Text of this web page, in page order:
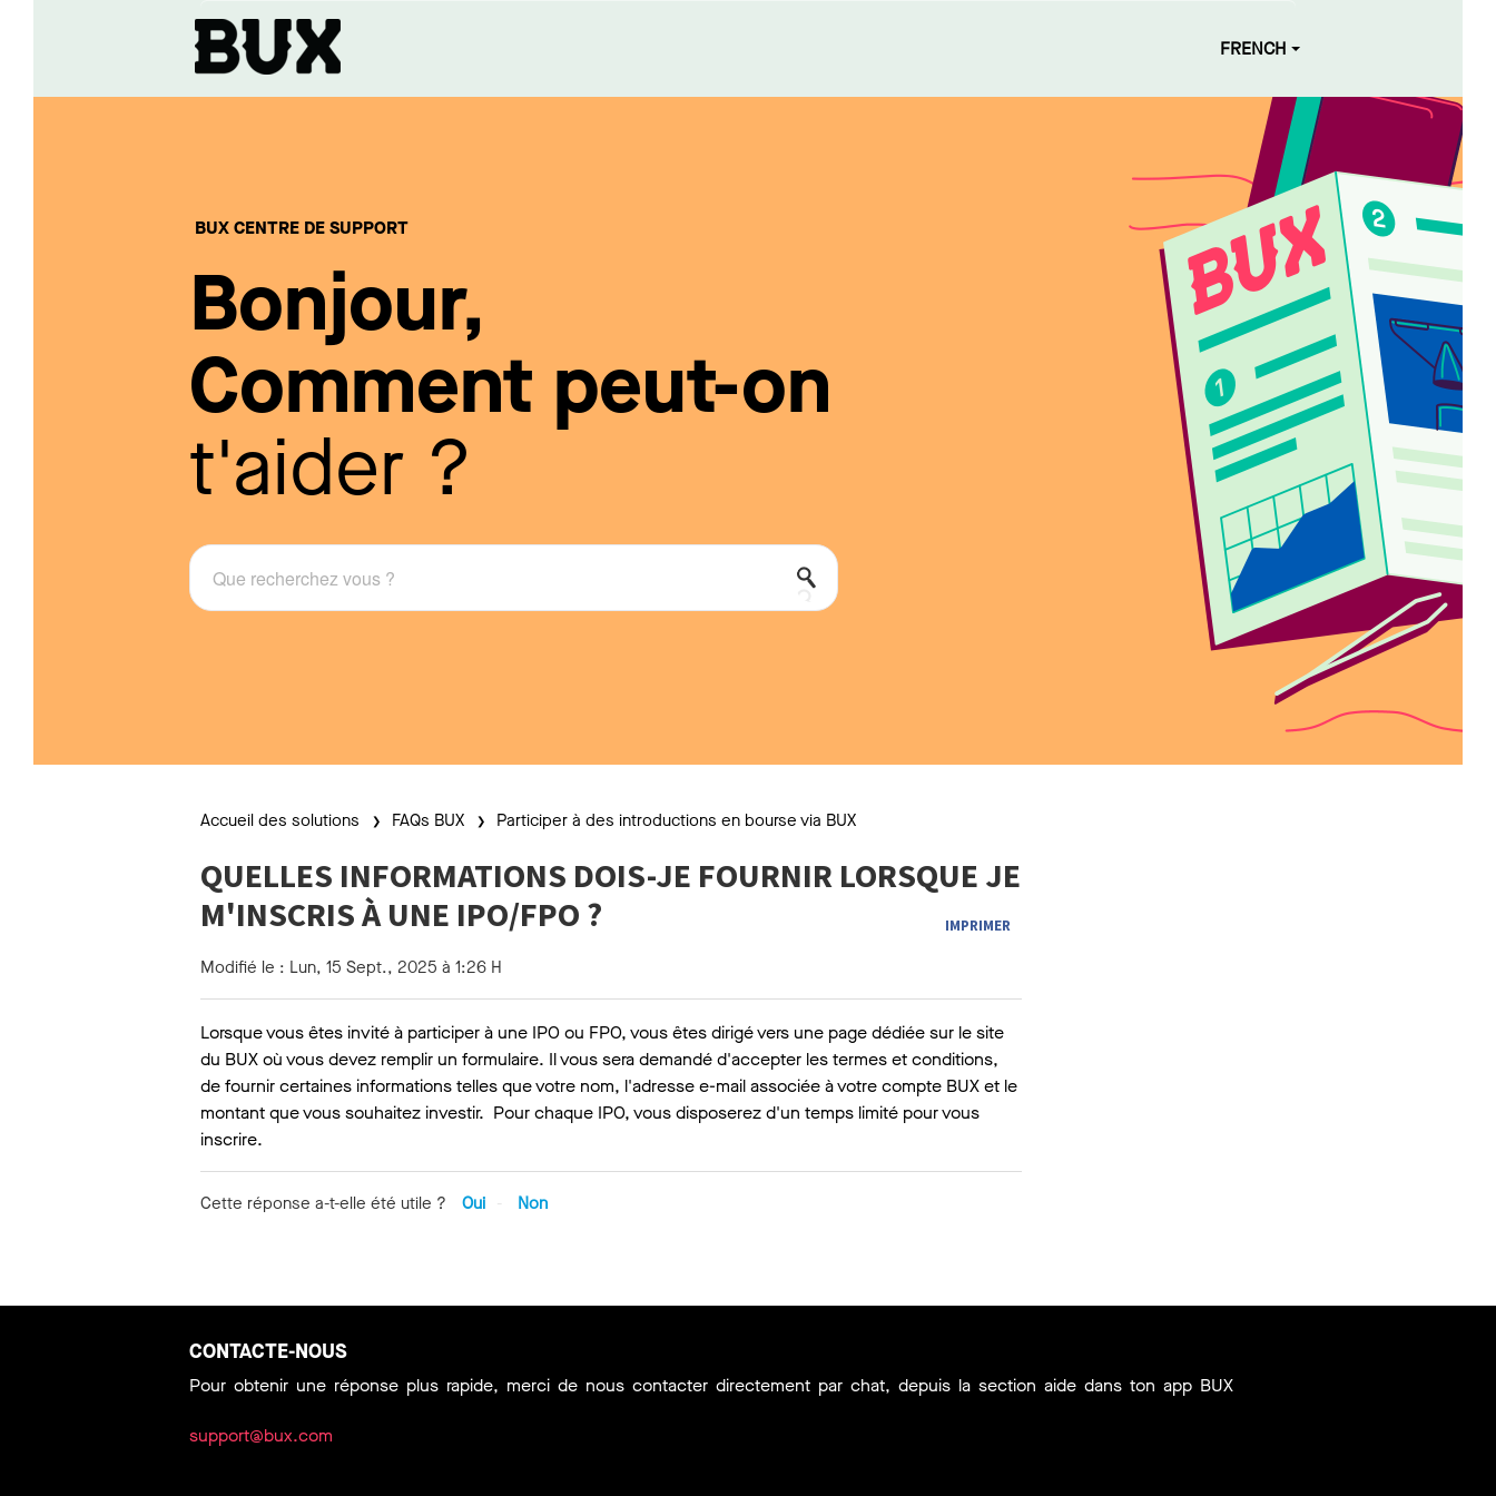
FRENCH
BUX CENTRE DE SUPPORT
Bonjour,
Comment peut-on
t'aider ?
Accueil des solutions FAQs BUX Participer à des introductions en bourse via BUX
QUELLES INFORMATIONS DOIS-JE FOURNIR LORSQUE JE
M'INSCRIS À UNE IPO/FPO ?
IMPRIMER
Modifié le : Lun, 15 Sept., 2025 à 1:26 H
Lorsque vous êtes invité à participer à une IPO ou FPO, vous êtes dirigé vers une page dédiée sur le site
du BUX où vous devez remplir un formulaire. Il vous sera demandé d'accepter les termes et conditions,
de fournir certaines informations telles que votre nom, l'adresse e-mail associée à votre compte BUX et le
montant que vous souhaitez investir. Pour chaque IPO, vous disposerez d'un temps limité pour vous
inscrire.
Cette réponse a-t-elle été utile ? Oui Non
CONTACTE-NOUS
Pour obtenir une réponse plus rapide, merci de nous contacter directement par chat, depuis la section aide dans ton app BUX
support@bux.com